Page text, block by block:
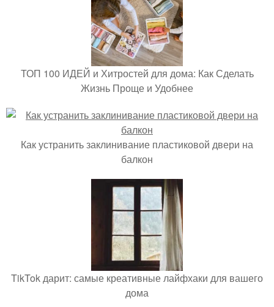
ТОП 100 ИДЕЙ и Хитростей для дома: Как Сделать
Жизнь Проще и Удобнее
Как устранить заклинивание пластиковой двери на
балкон
TikTok дарит: самые креативные лайфхаки для вашего
дома